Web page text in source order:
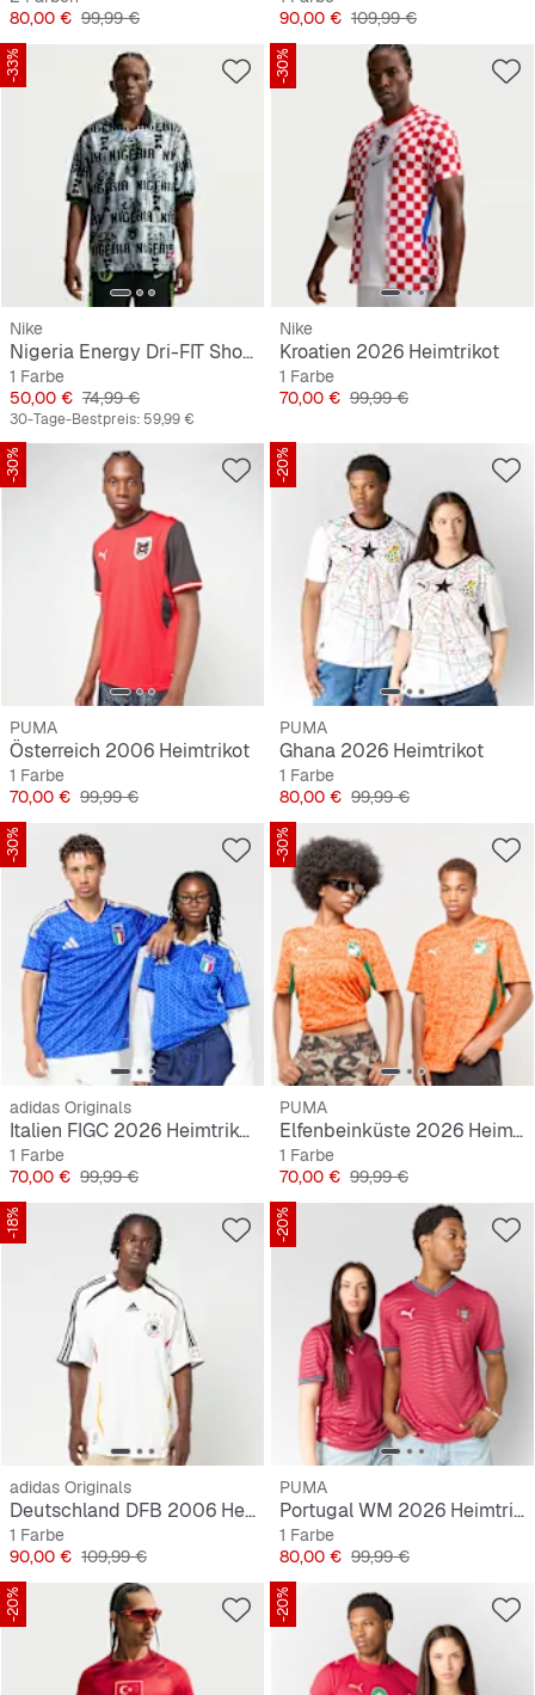
Preis
80,00 € Originalpreis
99,99 €
Preis
90,00 € Originalpreis
109,99 €
-33%
Nike
Nigeria Energy Dri-FIT Short-Sleeve Soccer Top
1 Farbe
Preis
50,00 € Originalpreis
74,99 €
30-Tage-Bestpreis: 59,99 €
-30%
Nike
Kroatien 2026 Heimtrikot
1 Farbe
Preis
70,00 € Originalpreis
99,99 €
-30%
PUMA
Österreich 2006 Heimtrikot
1 Farbe
Preis
70,00 € Originalpreis
99,99 €
-20%
PUMA
Ghana 2026 Heimtrikot
1 Farbe
Preis
80,00 € Originalpreis
99,99 €
-30%
adidas Originals
Italien FIGC 2026 Heimtrikot
1 Farbe
Preis
70,00 € Originalpreis
99,99 €
-30%
PUMA
Elfenbeinküste 2026 Heimtrikot
1 Farbe
Preis
70,00 € Originalpreis
99,99 €
-18%
adidas Originals
Deutschland DFB 2006 Heimtrikot
1 Farbe
Preis
90,00 € Originalpreis
109,99 €
-20%
PUMA
Portugal WM 2026 Heimtrikot
1 Farbe
Preis
80,00 € Originalpreis
99,99 €
-20% -20%